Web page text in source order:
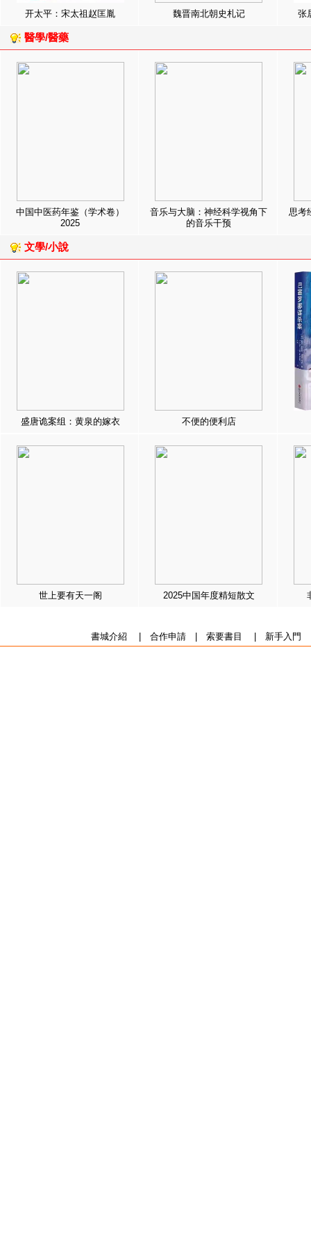
开太平：宋太祖赵匡胤 魏晋南北朝史札记 张
醫學/醫藥
中国中医药年鉴（学术卷）
2025
音乐与大脑：神经科学视角下
的音乐干预
思考
文學/小說
盛唐诡案组：黄泉的嫁衣 不便的便利店
世上要有天一阁 2025中国年度精短散文
書城介紹 合作申請| 索要書目 新手入門